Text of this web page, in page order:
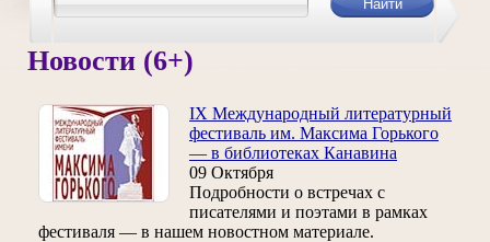
Новости (6+)
IX Международный литературный
фестиваль им. Максима Горького
— в библиотеках Канавина
09 Октября
Подробности о встречах с
писателями и поэтами в рамках
фестиваля — в нашем новостном материале.